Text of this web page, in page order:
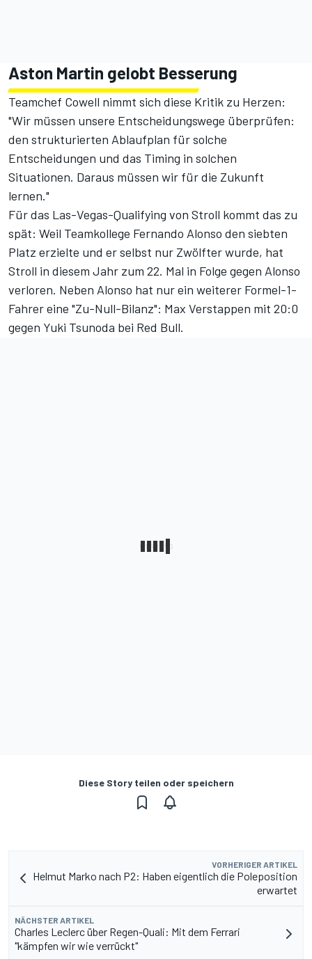
Aston Martin gelobt Besserung
Teamchef Cowell nimmt sich diese Kritik zu Herzen:
"Wir müssen unsere Entscheidungswege überprüfen:
den strukturierten Ablaufplan für solche
Entscheidungen und das Timing in solchen
Situationen. Daraus müssen wir für die Zukunft
lernen."
Für das Las-Vegas-Qualifying von Stroll kommt das zu
spät: Weil Teamkollege Fernando Alonso den siebten
Platz erzielte und er selbst nur Zwölfter wurde, hat
Stroll in diesem Jahr zum 22. Mal in Folge gegen Alonso
verloren. Neben Alonso hat nur ein weiterer Formel-1-
Fahrer eine "Zu-Null-Bilanz": Max Verstappen mit 20:0
gegen Yuki Tsunoda bei Red Bull.
Diese Story teilen oder speichern
VORHERIGER ARTIKEL
Helmut Marko nach P2: Haben eigentlich die Poleposition
erwartet
NÄCHSTER ARTIKEL
Charles Leclerc über Regen-Quali: Mit dem Ferrari
"kämpfen wir wie verrückt"